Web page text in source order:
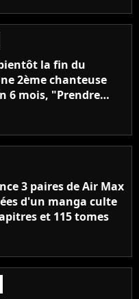
bientôt la fin du
2ème chanteuse
6 mois, "Prendre
n’a pas été facile"
3 paires de Air Max
d'un manga culte
et 115 tomes